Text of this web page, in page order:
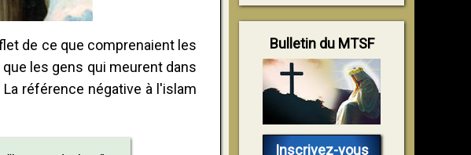
de ce que comprenaient les
les gens qui meurent dans
référence négative à l'islam
Bulletin du MTSF
Inscrivez-vous